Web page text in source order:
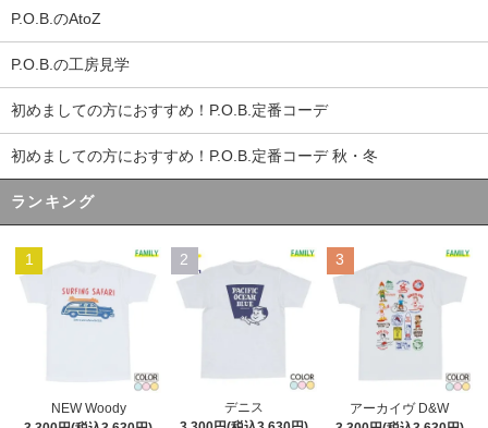
P.O.B.のAtoZ
P.O.B.の工房見学
初めましての方におすすめ！P.O.B.定番コーデ
初めましての方におすすめ！P.O.B.定番コーデ 秋・冬
ランキング
1
NEW Woody
2
デニス
3
アーカイヴ D&W